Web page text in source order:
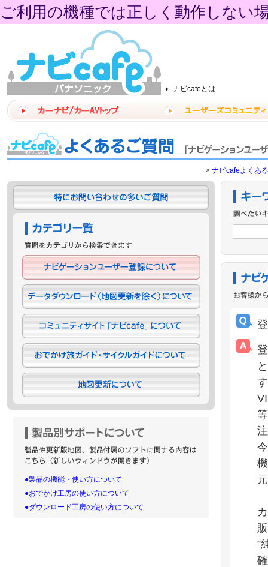
ご利用の機種では正しく動作しない
ナビcafeとは
> ナビcafeよくあ
●製品の機能・使い方について
●おでかけ工房の使い方について
●ダウンロード工房の使い方について
”